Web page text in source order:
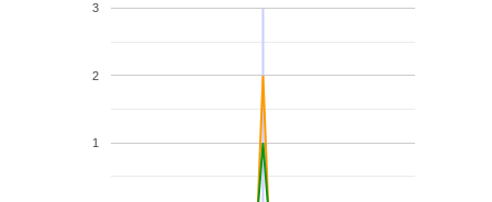
1
2
3